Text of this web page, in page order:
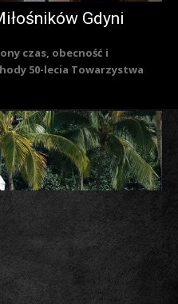
Gdyni
czas, obecność i
50-lecia Towarzystwa